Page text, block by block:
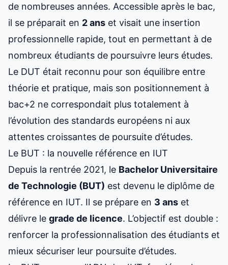
de nombreuses années. Accessible après le bac,
il se préparait en 2 ans et visait une insertion
professionnelle rapide, tout en permettant à de
nombreux étudiants de poursuivre leurs études.
Le DUT était reconnu pour son équilibre entre
théorie et pratique, mais son positionnement à
bac+2 ne correspondait plus totalement à
l’évolution des standards européens ni aux
attentes croissantes de poursuite d’études.
Le BUT : la nouvelle référence en IUT
Depuis la rentrée 2021, le Bachelor Universitaire
de Technologie (BUT) est devenu le diplôme de
référence en IUT. Il se prépare en 3 ans et
délivre le grade de licence. L’objectif est double :
renforcer la professionnalisation des étudiants et
mieux sécuriser leur poursuite d’études.